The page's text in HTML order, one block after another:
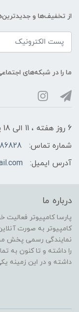
از تخفیف‌ها و
ما را در شبکه‌های
6 روز هفته ، 11 الی 18 پاسخگوی شما هستیم
شماره تماس:
آدرس ایمیل:
درباره ما
نمایندگی رسمی پخش
را داشته و تا کنون به
داشته و در این زمینه